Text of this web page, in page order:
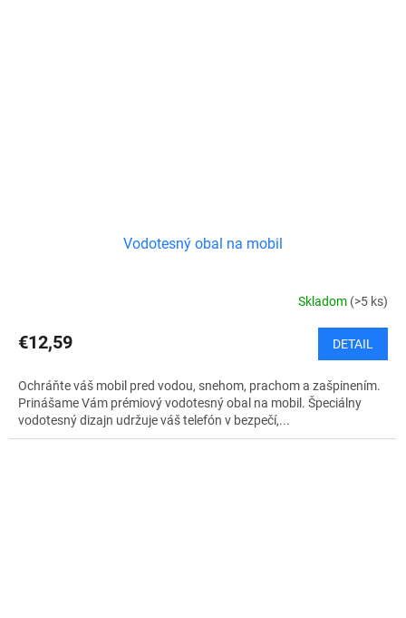
Vodotesný obal na mobil
Skladom (>5 ks)
€12,59 DETAIL
Ochráňte váš mobil pred vodou, snehom, prachom a zašpinením.
Prinášame Vám prémiový vodotesný obal na mobil. Špeciálny
vodotesný dizajn udržuje váš telefón v bezpečí,...